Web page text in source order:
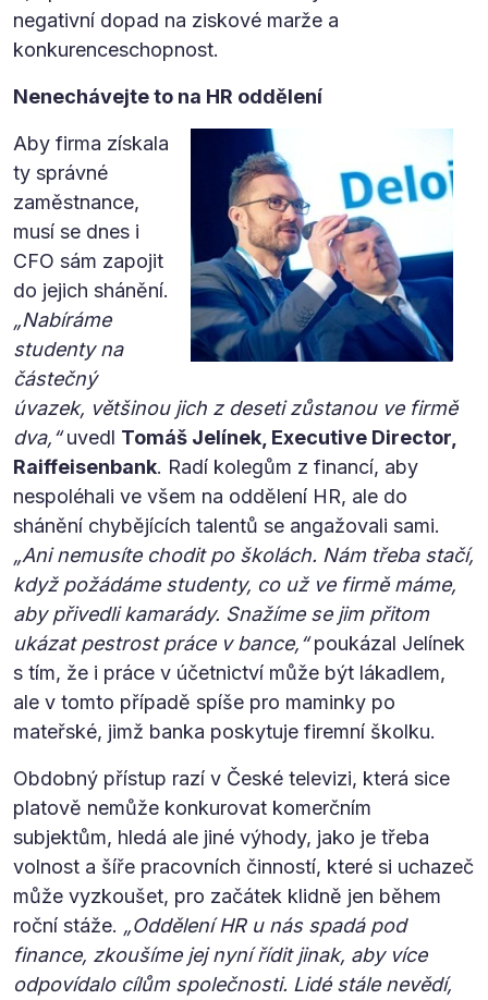
negativní dopad na ziskové marže a
konkurenceschopnost.
Nenechávejte to na HR oddělení
Aby firma získala
ty správné
zaměstnance,
musí se dnes i
CFO sám zapojit
do jejich shánění.
„Nabíráme
studenty na
částečný
úvazek, většinou jich z deseti zůstanou ve firmě
dva,“uvedl Tomáš Jelínek, Executive Director,
Raiffeisenbank. Radí kolegům z financí, aby
nespoléhali ve všem na oddělení HR, ale do
shánění chybějících talentů se angažovali sami.
„Ani nemusíte chodit po školách. Nám třeba stačí,
když požádáme studenty, co už ve firmě máme,
aby přivedli kamarády. Snažíme se jim přitom
ukázat pestrost práce v bance,“poukázal Jelínek
s tím, že i práce v účetnictví může být lákadlem,
ale v tomto případě spíše pro maminky po
mateřské, jimž banka poskytuje firemní školku.
Obdobný přístup razí v České televizi, která sice
platově nemůže konkurovat komerčním
subjektům, hledá ale jiné výhody, jako je třeba
volnost a šíře pracovních činností, které si uchazeč
může vyzkoušet, pro začátek klidně jen během
roční stáže. „Oddělení HR u nás spadá pod
finance, zkoušíme jej nyní řídit jinak, aby více
odpovídalo cílům společnosti. Lidé stále nevědí,